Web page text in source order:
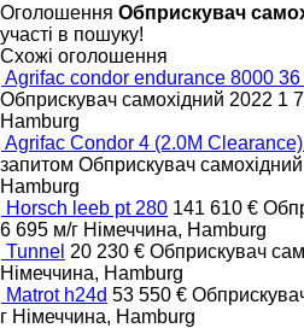
Оголошення Обприскувач
участі в пошуку!
Схожі оголошення
Agrifac condor endurance 8000 36
Обприскувач самохідний 2022 1
Hamburg
Agrifac Condor 4 (2.0M
запитом Обприскувач самохідний
Hamburg
Horsch leeb pt 280 141 610 €
6 695 м/г Німеччина, Hamburg
Tunnel 20 230 € Обприскувач
Німеччина, Hamburg
Matrot h24d 53 550 €
г Німеччина, Hamburg